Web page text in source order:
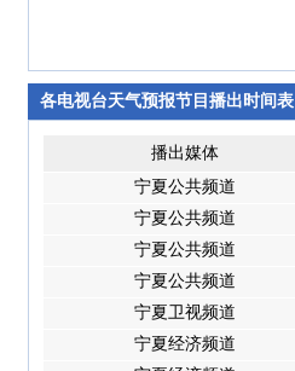
各电视台天气预报节目播出时间表
播出媒体
宁夏公共频道
宁夏公共频道
宁夏公共频道
宁夏公共频道
宁夏卫视频道
宁夏经济频道